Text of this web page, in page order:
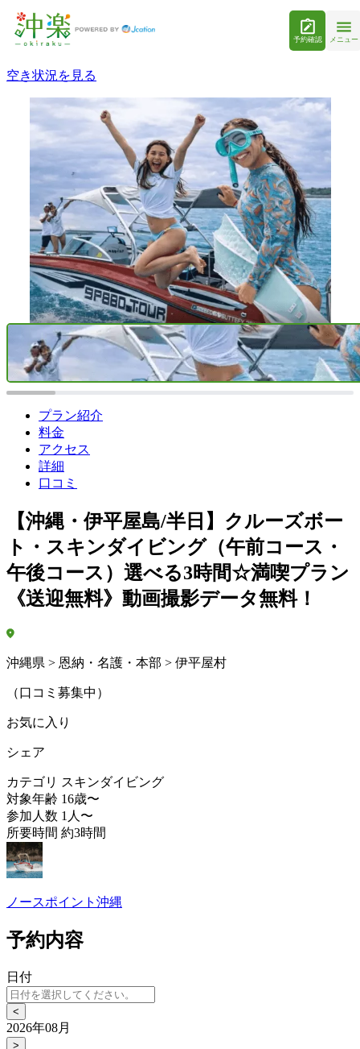
予約確認 メニュー
空き状況を見る
プラン紹介
料金
アクセス
詳細
口コミ
【沖縄・伊平屋島/半日】クルーズボー
ト・スキンダイビング（午前コース・
午後コース）選べる3時間☆満喫プラン
《送迎無料》動画撮影データ無料！
沖縄県 > 恩納・名護・本部 > 伊平屋村
（口コミ募集中）
お気に入り
シェア
カテゴリ スキンダイビング
対象年齢 16歳〜
参加人数 1人〜
所要時間 約3時間
ノースポイント沖縄
予約内容
日付
<
2026年08月
>